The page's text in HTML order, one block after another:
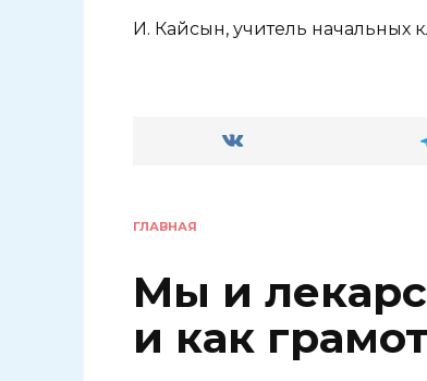
И. Кайсын, учитель начальных
ГЛАВНАЯ
Мы и
и как